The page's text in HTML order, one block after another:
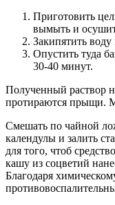
Приготовить
вымыть и
Закипятить воду
Опустить туда
30-40 минут.
Полученный раствор
протираются прыщи.
Смешать по чайной
календулы и залить
для того, чтоб
кашу из соцветий
Благодаря